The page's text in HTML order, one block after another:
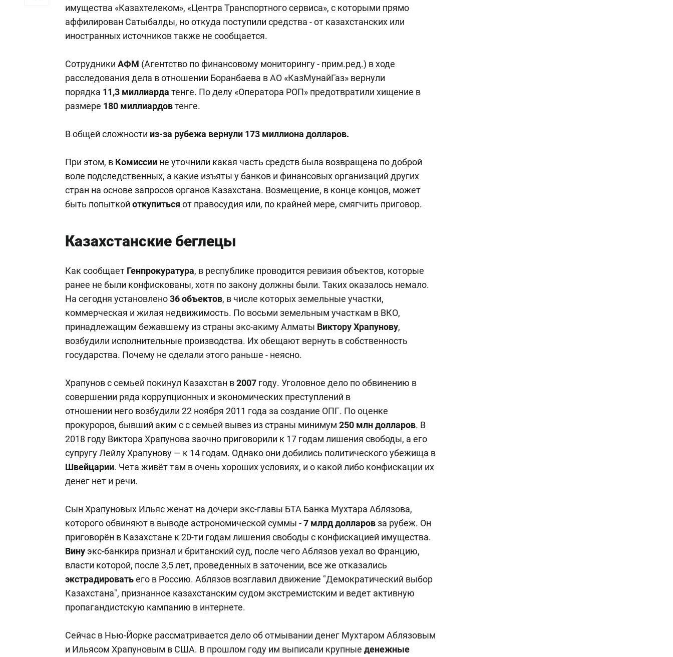
имущества «Казахтелеком», «Центра Транспортного сервиса», с которыми прямо
аффилирован Сатыбалды, но откуда поступили средства - от казахстанских или
иностранных источников также не сообщается.
Сотрудники АФМ (Агентство по финансовому мониторингу - прим.ред.) в ходе
расследования дела в отношении Боранбаева в АО «КазМунайГаз» вернули
порядка 11,3 миллиарда тенге. По делу «Оператора РОП» предотвратили хищение в
размере 180 миллиардовтенге.
В общей сложности из-за рубежа вернули 173 миллиона долларов.
При этом, в Комиссии не уточнили какая часть средств была возвращена по доброй
воле подследственных, а какие изъяты у банков и финансовых организаций других
стран на основе запросов органов Казахстана. Возмещение, в конце концов, может
быть попыткой откупиться от правосудия или, по крайней мере, смягчить приговор.
Казахстанские беглецы
Как сообщает Генпрокуратура, в республике проводится ревизия объектов, которые
ранее не были конфискованы, хотя по закону должны были. Таких оказалось немало.
На сегодня установлено36объектов, в числе которых земельные участки,
коммерческая и жилая недвижимость. По восьми земельным участкам в ВКО,
принадлежащим бежавшему из страны экс-акиму Алматы Виктору Храпунову,
возбудили исполнительные производства. Их обещают вернуть в собственность
государства. Почему не сделали этого раньше - неясно.
Храпунов с семьей покинул Казахстан в2007 году. Уголовное дело по обвинению в
совершении ряда коррупционных и экономических преступлений в
отношении него возбудили 22 ноября 2011 года за создание ОПГ. По оценке
прокуроров, бывший аким с с семьей вывез из страны минимум 250 млн долларов. В
2018 году Виктора Храпунова заочно приговорили к 17 годам лишения свободы, а его
супругу Лейлу Храпунову — к 14 годам. Однако они добились политического убежища в
Швейцарии. Чета живёт там в очень хороших условиях, и о какой либо конфискации их
денег нет и речи.
Сын Храпуновых Ильяс женат на дочери экс-главы БТА Банка Мухтара Аблязова,
которого обвиняют в выводе астрономической суммы -7 млрд долларовза рубеж. Он
приговорён в Казахстане к 20-ти годам лишения свободы с конфискацией имущества.
Вину экс-банкира признал и британский суд, после чего Аблязов уехал во Францию,
власти которой, после 3,5 лет, проведенных в заточении, все же отказались
экстрадироватьего в Россию. Аблязов возглавил движение "Демократический выбор
Казахстана", признанное казахстанским судом экстремистским и ведет активную
пропагандистскую кампанию в интернете.
Сейчас в Нью-Йорке рассматривается дело об отмывании денег Мухтаром Аблязовым
и Ильясом Храпуновым в США. В прошлом году им выписали крупные денежные